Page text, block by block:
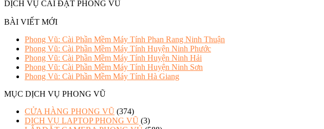
DỊCH VỤ CÀI ĐẶT PHONG VŨ
BÀI VIẾT MỚI
Phong Vũ: Cài Phần Mềm Máy Tính Phan Rang Ninh Thuận
Phong Vũ: Cài Phần Mềm Máy Tính Huyện Ninh Phước
Phong Vũ: Cài Phần Mềm Máy Tính Huyện Ninh Hải
Phong Vũ: Cài Phần Mềm Máy Tính Huyện Ninh Sơn
Phong Vũ: Cài Phần Mềm Máy Tính Hà Giang
MỤC DỊCH VỤ PHONG VŨ
CỬA HÀNG PHONG VŨ (374)
DỊCH VỤ LAPTOP PHONG VŨ (3)